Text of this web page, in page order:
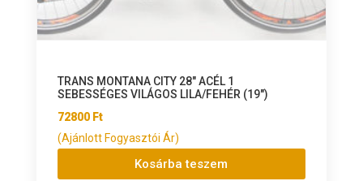
TRANS MONTANA CITY 28″ ACÉL 1
SEBESSÉGES VILÁGOS LILA/FEHÉR (19″)
72800 Ft
(Ajánlott Fogyasztói Ár)
Kosárba teszem